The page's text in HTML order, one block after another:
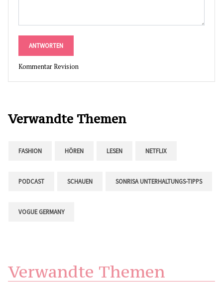
ANTWORTEN
Kommentar Revision
Verwandte Themen
FASHION HÖREN LESEN NETFLIX
PODCAST SCHAUEN SONRISA UNTERHALTUNGS-TIPPS
VOGUE GERMANY
Verwandte Themen